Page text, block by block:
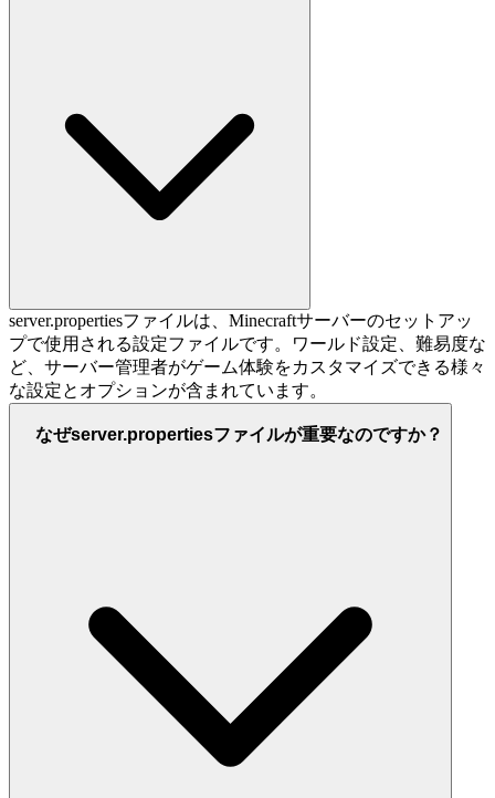
server.propertiesファイルは、Minecraftサーバーのセットアッ
プで使用される設定ファイルです。ワールド設定、難易度な
ど、サーバー管理者がゲーム体験をカスタマイズできる様々
な設定とオプションが含まれています。
なぜserver.propertiesファイルが重要なのですか？